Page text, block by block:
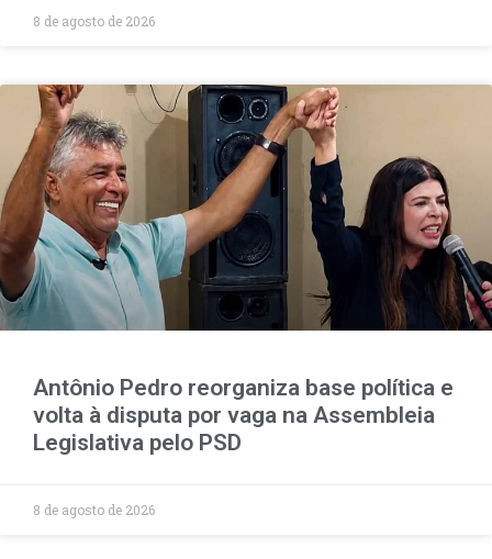
8 de agosto de 2026
Antônio Pedro reorganiza base política e
volta à disputa por vaga na Assembleia
Legislativa pelo PSD
8 de agosto de 2026